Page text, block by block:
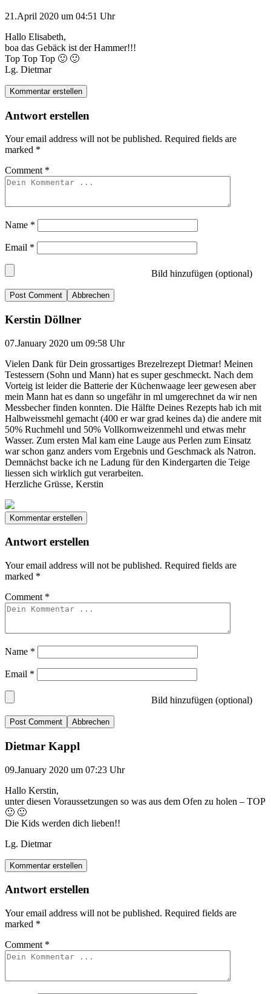
21.April 2020 um 04:51 Uhr
Hallo Elisabeth,
boa das Gebäck ist der Hammer!!!
Top Top Top 🙂 🙂
Lg. Dietmar
Kommentar erstellen
Antwort erstellen
Your email address will not be published. Required fields are
marked *
Comment *
Name *
Email *
Bild hinzufügen (optional)
Abbrechen
Kerstin Döllner
07.January 2020 um 09:58 Uhr
Vielen Dank für Dein grossartiges Brezelrezept Dietmar! Meinen
Testessern (Sohn und Mann) hat es super geschmeckt. Nach dem
Vorteig ist leider die Batterie der Küchenwaage leer gewesen aber
mein Mann hat es dann so ungefähr in ml umgerechnet da wir nen
Messbecher finden konnten. Die Hälfte Deines Rezepts hab ich mit
Halbweissmehl gemacht (400 er war grad keines da) die andere mit
50% Ruchmehl und 50% Vollkornweizenmehl und etwas mehr
Wasser. Zum ersten Mal kam eine Lauge aus Perlen zum Einsatz
war schon ganz anders vom Ergebnis und Geschmack als Natron.
Demnächst backe ich ne Ladung für den Kindergarten die Teige
liessen sich wirklich gut verarbeiten.
Herzliche Grüsse, Kerstin
Kommentar erstellen
Antwort erstellen
Your email address will not be published. Required fields are
marked *
Comment *
Name *
Email *
Bild hinzufügen (optional)
Abbrechen
Dietmar Kappl
09.January 2020 um 07:23 Uhr
Hallo Kerstin,
unter diesen Voraussetzungen so was aus dem Ofen zu holen – TOP
🙂 🙂
Die Kids werden dich lieben!!
Lg. Dietmar
Kommentar erstellen
Antwort erstellen
Your email address will not be published. Required fields are
marked *
Comment *